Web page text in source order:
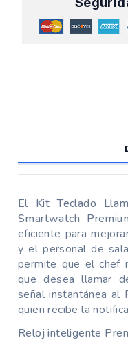
El Kit Teclado
Smartwatch
eficiente para
y el personal de
permite que el chef
que desea llamar
señal instantánea al
quien recibe la
Reloj inteligente